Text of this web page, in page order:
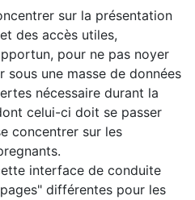
sur la présentation
des accès utiles,
pour ne pas noyer
une masse de données
nécessaire durant la
celui-ci doit se passer
concentrer sur les
interface de conduite
différentes pour les